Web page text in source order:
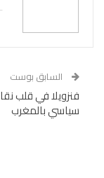
السابق بوست
فنزويلا في قلب
سياسي بالمغرب